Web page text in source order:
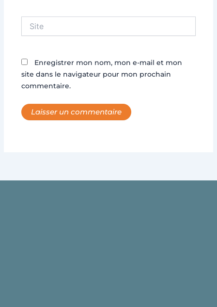
Enregistrer mon nom, mon e-mail et mon
site dans le navigateur pour mon prochain
commentaire.